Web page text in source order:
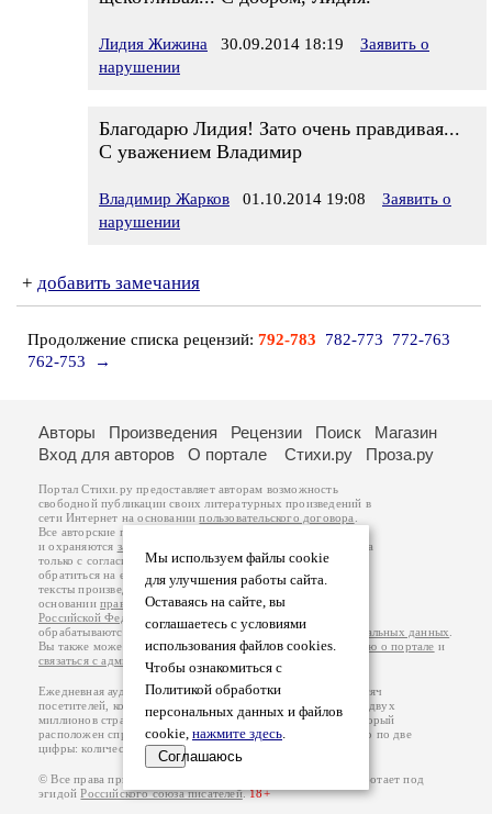
Лидия Жижина 30.09.2014 18:19
Заявить о
нарушении
Благодарю Лидия! Зато очень правдивая...
С уважением Владимир
Владимир Жарков 01.10.2014 19:08
Заявить о
нарушении
+ добавить замечания
Продолжение списка рецензий: 792-783 782-773
772-763
762-753
→
Мы используем файлы cookie
для улучшения работы сайта.
Оставаясь на сайте, вы
соглашаетесь с условиями
использования файлов cookies.
Чтобы ознакомиться с
Политикой обработки
персональных данных и файлов
cookie, нажмите здесь.
Соглашаюсь
Авторы Произведения Рецензии Поиск
Магазин
Вход для авторов
О портале Стихи.ру Проза.ру
Портал Стихи.ру предоставляет авторам возможность
свободной публикации своих литературных произведений в
сети Интернет на основаниипользовательского договора
Все авторские права на произведения принадлежат авторам
и охраняются законом
. Перепечатка произведений возможна
только с согласия его автора, к которому вы можете
обратиться на его авторской странице. Ответственность за
тексты произведений авторы несут самостоятельно на
основанииправил публикацииизаконодательства
Российской Федерации
обрабатываются на основанииПолитики обработки персональных данных
Вы также можете посмотреть более подробнуюинформацию о портале и
связаться с администрацией
Ежедневная аудитория портала Стихи.ру – порядка 200 тысяч
посетителей, которые в общей сумме просматривают более двух
миллионов страниц по данным счетчика посещаемости, который
расположен справа от этого текста. В каждой графе указано по две
цифры: количество просмотров и количество посетителей.
© Все права принадлежат авторам, 2000-2026. Портал работает под
эгидойРоссийского союза писателей.18+